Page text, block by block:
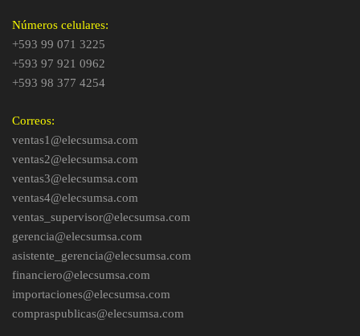
Números celulares:
+593 99 071 3225
+593 97 921 0962
+593 98 377 4254
Correos:
ventas1@elecsumsa.com
ventas2@elecsumsa.com
ventas3@elecsumsa.com
ventas4@elecsumsa.com
ventas_supervisor@elecsumsa.com
gerencia@elecsumsa.com
asistente_gerencia@elecsumsa.com
financiero@elecsumsa.com
importaciones@elecsumsa.com
compraspublicas@elecsumsa.com